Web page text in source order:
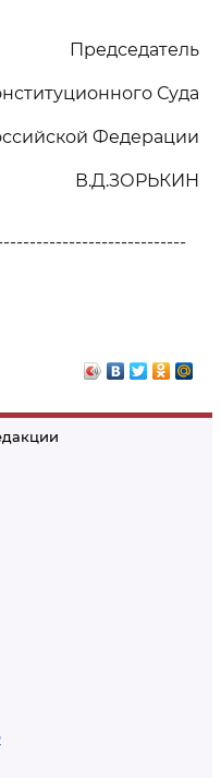
Председатель
Суда
Федерации
В.Д.ЗОРЬКИН